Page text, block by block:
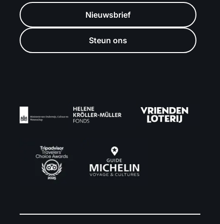
Nieuwsbrief
Steun ons